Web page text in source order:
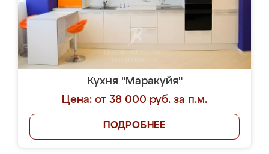
Кухня "Маракуйя"
Цена: от 38 000 руб. за п.м.
ПОДРОБНЕЕ